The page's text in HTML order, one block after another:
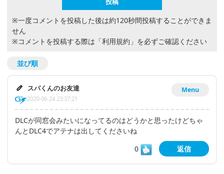
※一度コメントを投稿した後は約120秒間投稿することができま
せん
※コメントを投稿する際は 「利用規約」 を必ずご確認ください
並び順
Menu
スパくんのお友達
2020-06-24 23:37:21
DLCが同窓会みたいになってるのはどうかと思ったけどちゃ
んとDLC4でアテナは出してくださいね
0
返信